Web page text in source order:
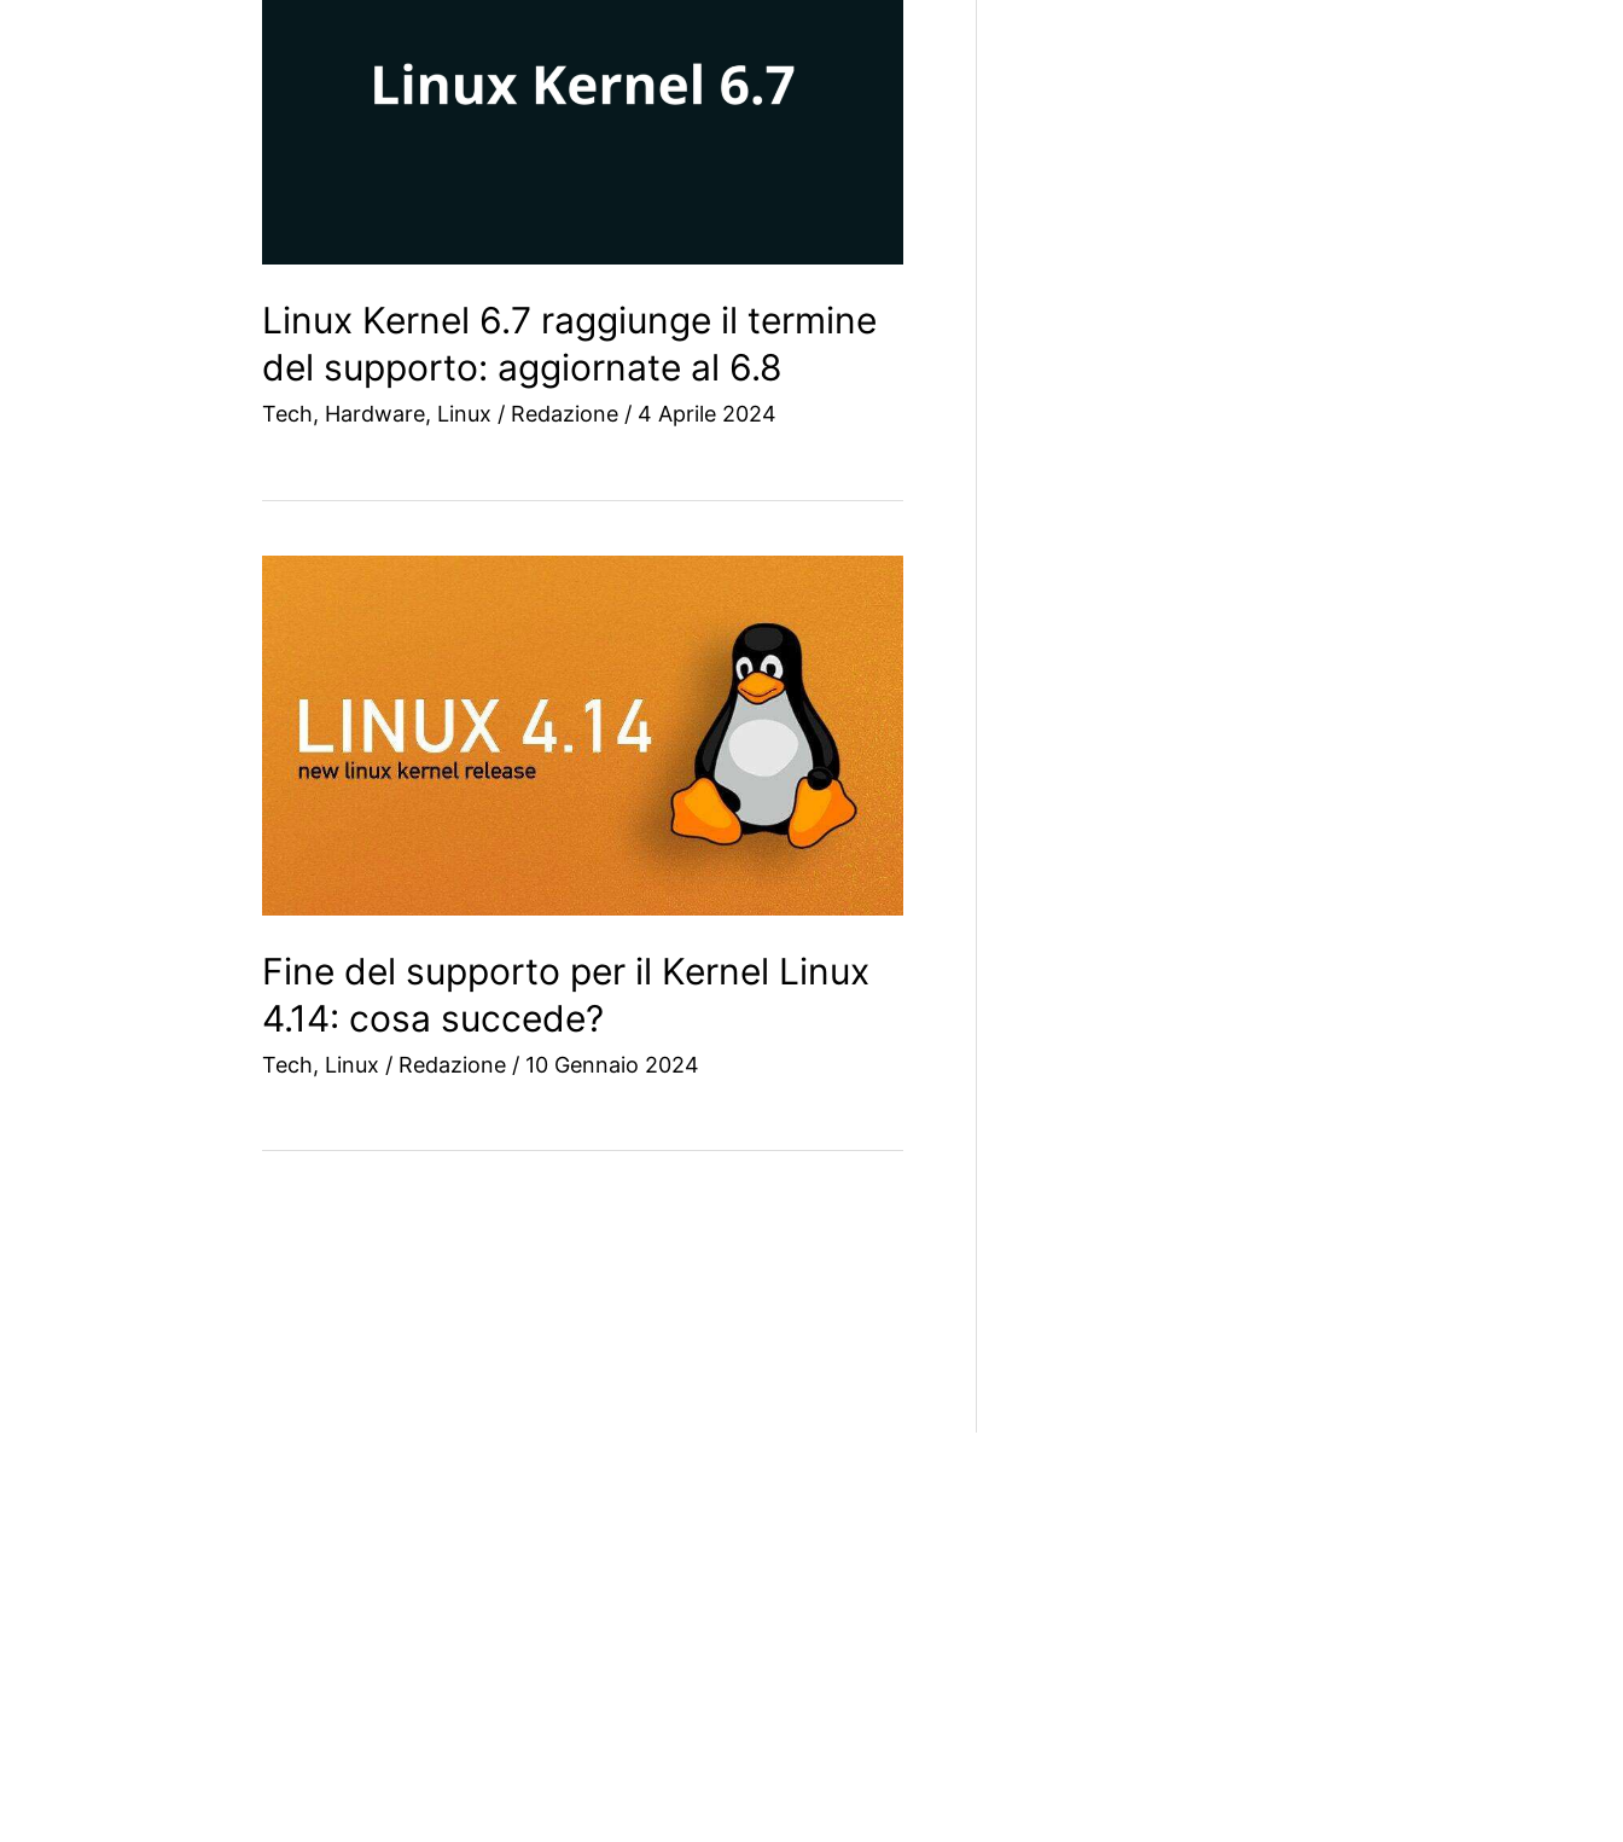
Linux Kernel 6.7 raggiunge il termine
del supporto: aggiornate al 6.8
Tech, Hardware, Linux / Redazione / 4 Aprile 2024
Fine del supporto per il Kernel Linux
4.14: cosa succede?
Tech, Linux / Redazione / 10 Gennaio 2024